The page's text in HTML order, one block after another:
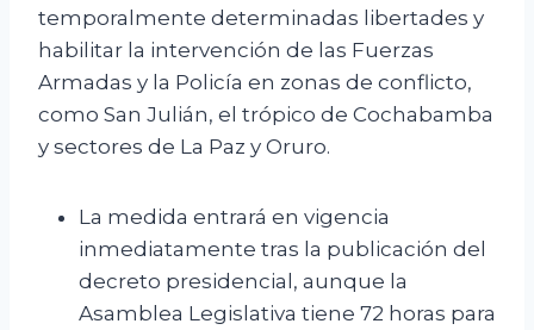
temporalmente determinadas libertades y
habilitar la intervención de las Fuerzas
Armadas y la Policía en zonas de conflicto,
como San Julián, el trópico de Cochabamba
y sectores de La Paz y Oruro.
La medida entrará en vigencia
inmediatamente tras la publicación del
decreto presidencial, aunque la
Asamblea Legislativa tiene 72 horas para